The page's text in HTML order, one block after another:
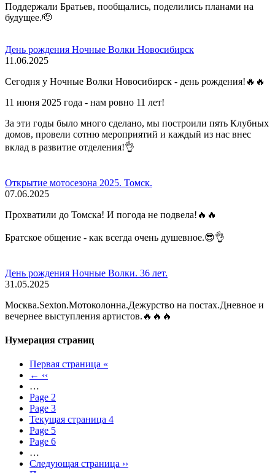
Поддержали Братьев, пообщались, поделились планами на
будущее.🫡
День рождения Ночные Волки Новосибирск
11.06.2025
Сегодня у Ночные Волки Новосибирск - день рождения!🔥🔥
11 июня 2025 года - нам ровно 11 лет!
За эти годы было много сделано, мы построили пять Клубных
домов, провели сотню мероприятий и каждый из нас внес
вклад в развитие отделения!👌
Открытие мотосезона 2025. Томск.
07.06.2025
Прохватили до Томска! И погода не подвела!🔥🔥
Братское общение - как всегда очень душевное.😎👌
День рождения Ночные Волки. 36 лет.
31.05.2025
Москва.Sexton.Мотоколонна.Дежурство на постах.Дневное и
вечернее выступления артистов.🔥🔥🔥
Нумерация страниц
Первая страница «
← ‹‹
…
Page 2
Page 3
Текущая страница 4
Page 5
Page 6
…
Следующая страница ››